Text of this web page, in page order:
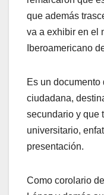
que además
va a exhibir en el
Iberoamericano
Es un
ciudadana,
secundario y que
universitario,
presentación.
Como corolario